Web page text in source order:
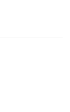
news
Viber
у LinkedIn